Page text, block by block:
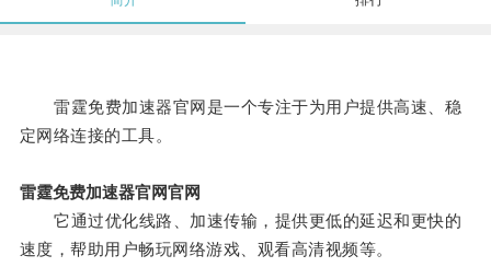
雷霆免费加速器官网是一个专注于为用户提供高速、稳
定网络连接的工具。
雷霆免费加速器官网官网
它通过优化线路、加速传输，提供更低的延迟和更快的
速度，帮助用户畅玩网络游戏、观看高清视频等。